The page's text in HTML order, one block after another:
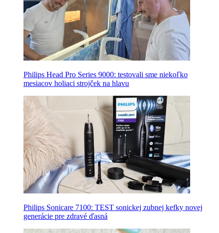
Philips Head Pro Series 9000: testovali sme niekoľko
mesiacov holiaci strojček na hlavu
Philips Sonicare 7100: TEST sonickej zubnej kefky novej
generácie pre zdravé ďasná